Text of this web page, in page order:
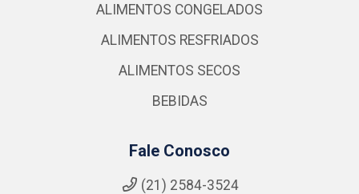
ALIMENTOS CONGELADOS
ALIMENTOS RESFRIADOS
ALIMENTOS SECOS
BEBIDAS
Fale Conosco
(21) 2584-3524